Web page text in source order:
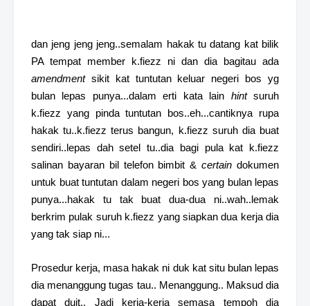
dan jeng jeng jeng..semalam hakak tu datang kat bilik
PA tempat member k.fiezz ni dan dia bagitau ada
amendmentsikit kat tuntutan keluar negeri bos yg
bulan lepas punya...dalam erti kata lain hintsuruh
k.fiezz yang pinda tuntutan bos..eh...cantiknya rupa
hakak tu..k.fiezz terus bangun, k.fiezz suruh dia buat
sendiri..lepas dah setel tu..dia bagi pula kat k.fiezz
salinan bayaran bil telefon bimbit &certain dokumen
untuk buat tuntutan dalam negeri bos yang bulan lepas
punya...hakak tu tak buat dua-dua ni..wah..lemak
berkrim pulak suruh k.fiezz yang siapkan dua kerja dia
yang tak siap ni...
Prosedur kerja, masa hakak ni duk kat situ bulan lepas
dia menanggung tugas tau.. Menanggung.. Maksud dia
dapat duit.. Jadi kerja-kerja semasa tempoh dia